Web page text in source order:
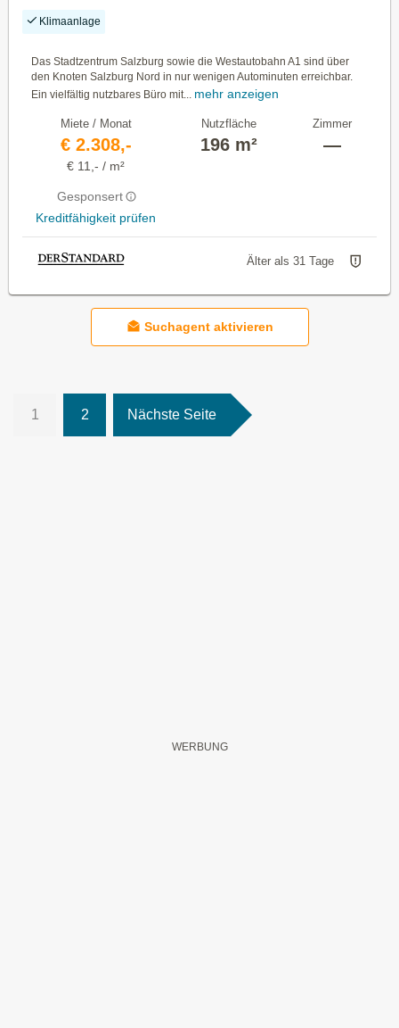
Klimaanlage
Das Stadtzentrum Salzburg sowie die Westautobahn A1 sind über
den Knoten Salzburg Nord in nur wenigen Autominuten erreichbar.
Ein vielfältig nutzbares Büro mit...
mehr anzeigen
Miete / Monat
€ 2.308,-
€ 11,- / m²
Gesponsert
Kreditfähigkeit prüfen
Nutzfläche
196 m²
Zimmer
—
Älter als 31 Tage
Suchagent aktivieren
1 2 Nächste Seite